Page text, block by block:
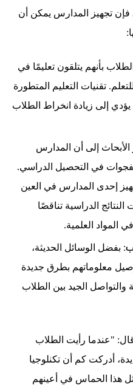
فإن تجهيز المدارس يمكن أن
بأنهم يتلقون تعليمًا في
تقنيات التعليم المتطورة
إلى زيادة انخراط الطلاب
الأبحاث إلى أن المدارس
في التحصيل الدراسي.
إحدى المدارس في العين
الدراسية تناقصًا
المواد العلمية.
: بفضل الوسائل الحديثة،
معلوماتهم بطرق جديدة
والتواصل الجيد بين الطلاب
"عندما رأيت الطلاب
أدركت كم أن تكنلوجيا
هذا الحماس في أعينهم